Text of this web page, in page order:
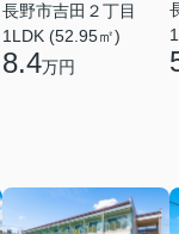
長野市吉田２丁目
1LDK (52.95㎡)
8.4万円